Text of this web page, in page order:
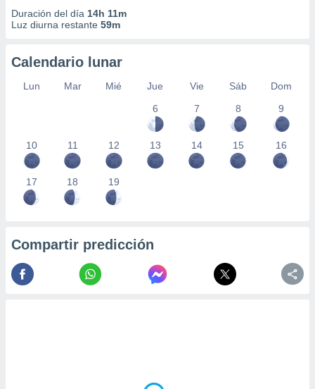
Duración del día 14h 11m
Luz diurna restante 59m
Calendario lunar
Lun Mar Mié Jue Vie Sáb
Dom
6
7 8 9
10 11 12 13 14 15 16
17 18 19
Compartir predicción